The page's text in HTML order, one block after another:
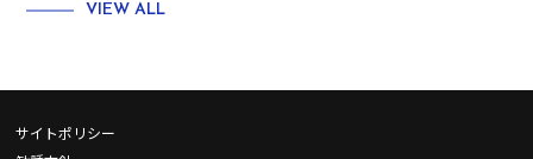
VIEW ALL
サイトポリシー